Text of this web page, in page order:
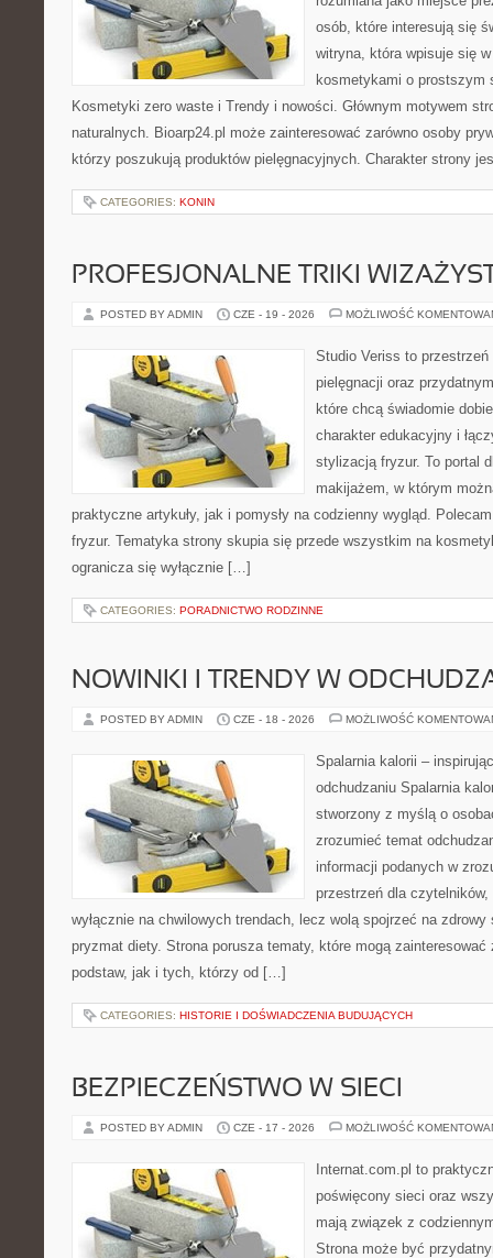
osób, które interesują się
witryna, która wpisuje się
kosmetykami o prostszym
Kosmetyki zero waste i Trendy i nowości. Głównym motywem
naturalnych. Bioarp24.pl może zainteresować zarówno osoby
którzy poszukują produktów pielęgnacyjnych. Charakter strony
CATEGORIES: KONIN
PROFESJONALNE TRIKI
POSTED BY ADMIN CZE - 19 - 2026 MOŻLIWOŚĆ
Studio Veriss to
pielęgnacji oraz
które chcą świadomie
charakter edukacyjny i
stylizacją fryzur. To portal
makijażem, w którym
praktyczne artykuły, jak i pomysły na codzienny wygląd.
fryzur. Tematyka strony skupia się przede wszystkim na
ogranicza się wyłącznie […]
CATEGORIES: PORADNICTWO RODZINNE
NOWINKI I TRENDY W
POSTED BY ADMIN CZE - 18 - 2026 MOŻLIWOŚĆ
Spalarnia kalorii –
odchudzaniu Spalarnia
stworzony z myślą o
zrozumieć temat
informacji podanych w
przestrzeń dla
wyłącznie na chwilowych trendach, lecz wolą spojrzeć na
pryzmat diety. Strona porusza tematy, które mogą
podstaw, jak i tych, którzy od […]
CATEGORIES: HISTORIE I DOŚWIADCZENIA BUDUJĄCYCH
BEZPIECZEŃSTWO W SIECI
POSTED BY ADMIN CZE - 17 - 2026 MOŻLIWOŚĆ
Internat.com.pl to
poświęcony sieci oraz
mają związek z
Strona może być